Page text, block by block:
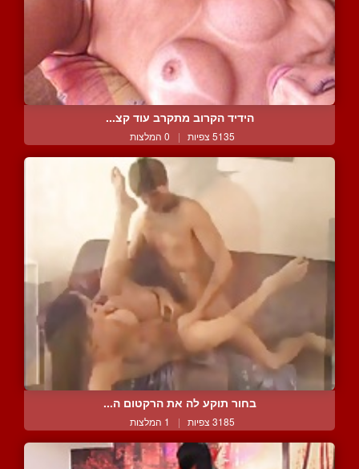
הידיד הקרוב מתקרב עוד קצ...
5135 צפיות | 0 המלצות
בחור תוקע לה את הרקטום ה...
3185 צפיות | 1 המלצות